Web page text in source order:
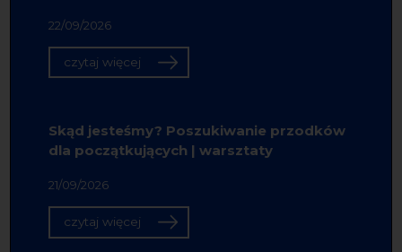
22/09/2026
czytaj więcej
Skąd jesteśmy? Poszukiwanie przodków
dla początkujących | warsztaty
21/09/2026
czytaj więcej